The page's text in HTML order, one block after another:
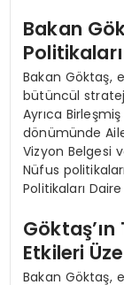
Bakan
Bakan Göktaş,
bütüncül
Ayrıca Birleşmiş
dönümünde
Vizyon Belgesi
Nüfus
Politikaları Daire
Etkileri
Bakan Göktaş,